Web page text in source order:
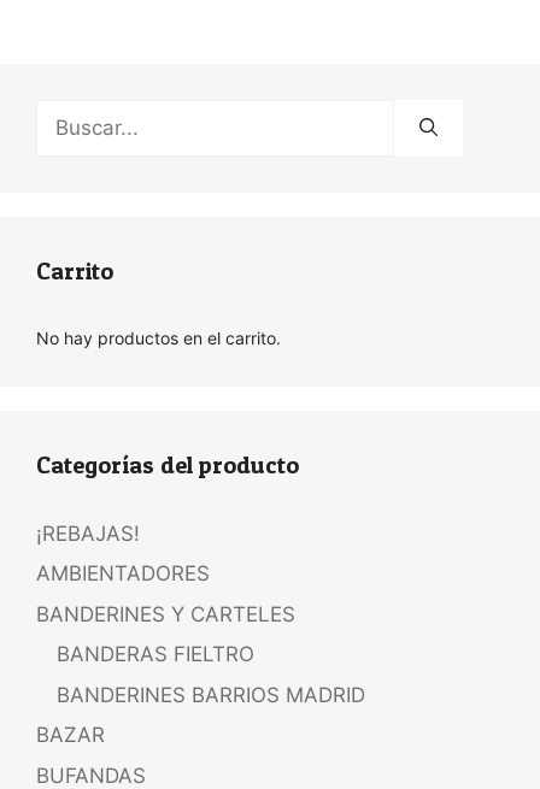
Carrito
No hay productos en el carrito.
Categorías del producto
¡REBAJAS!
AMBIENTADORES
BANDERINES Y CARTELES
BANDERAS FIELTRO
BANDERINES BARRIOS MADRID
BAZAR
BUFANDAS